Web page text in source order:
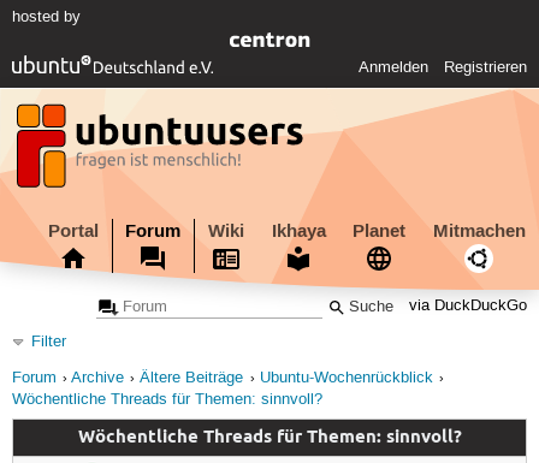
hosted by
Anmelden Registrieren
Portal Forum Wiki Ikhaya Planet Mitmachen
via DuckDuckGo
Filter
Forum
Archive Ältere Beiträge
Ubuntu-Wochenrückblick
Wöchentliche Threads für Themen: sinnvoll?
Wöchentliche Threads für Themen: sinnvoll?